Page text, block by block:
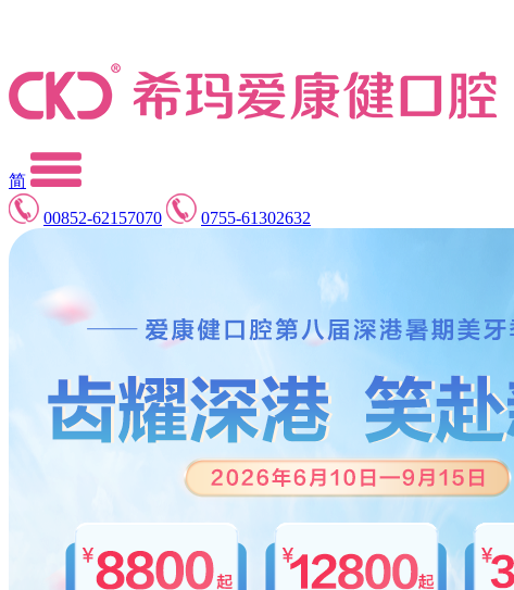
简
00852-62157070
0755-61302632